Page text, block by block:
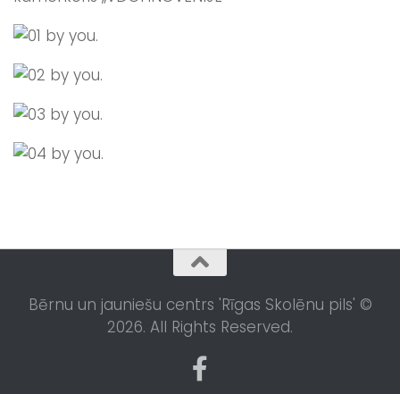
Bērnu un jauniešu centrs 'Rīgas Skolēnu pils' ©
2026. All Rights Reserved.